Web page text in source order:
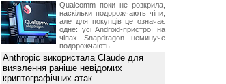
Qualcomm поки не розкрила,
наскільки подорожчають чіпи,
але для покупців це означає
одне: усі Android-пристрої на
чіпах Snapdragon неминуче
подорожчають.
Anthropic використала Claude для
виявлення раніше невідомих
криптографічних атак